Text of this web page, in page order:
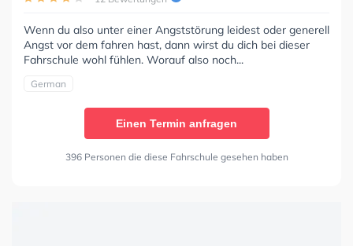
Wenn du also unter einer Angststörung leidest oder generell
Angst vor dem fahren hast, dann wirst du dich bei dieser
Fahrschule wohl fühlen. Worauf also noch...
German
Einen Termin anfragen
396 Personen die diese Fahrschule gesehen haben